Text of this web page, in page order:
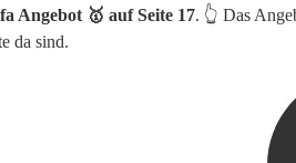
Angebot 🥇 auf Seite 17. 👆 Das
da sind.